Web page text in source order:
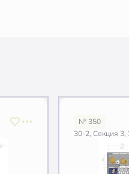
№ 350
30-2, Секция 3,